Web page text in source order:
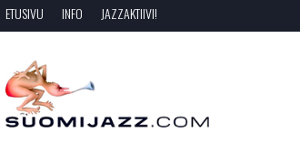
ETUSIVU INFO JAZZAKTIIVI!
SuomiJazz.com